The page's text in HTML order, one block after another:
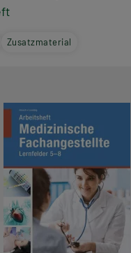
Zusatzmaterial